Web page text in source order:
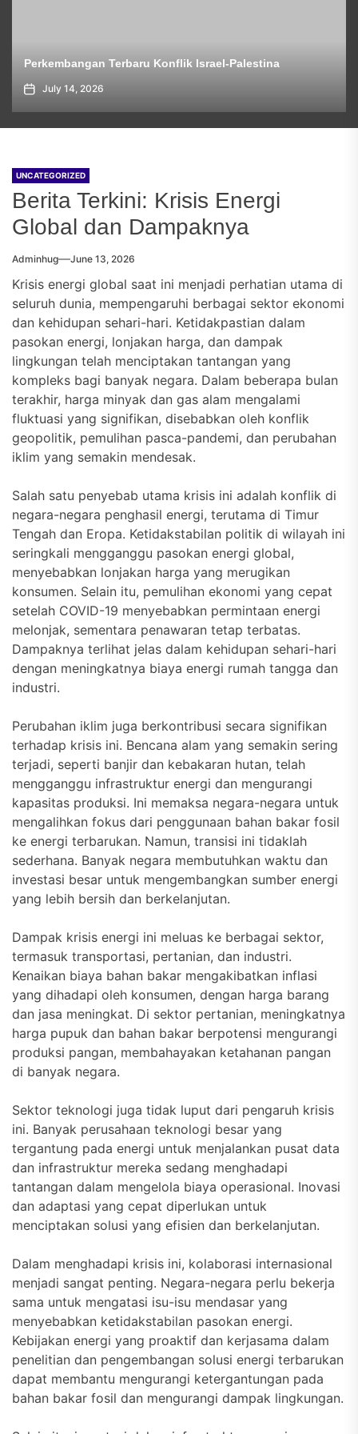
Perkembangan Terbaru Konflik Israel-Palestina
July 14, 2026
UNCATEGORIZED
Berita Terkini: Krisis Energi
Global dan Dampaknya
Adminhug June 13, 2026
Krisis energi global saat ini menjadi perhatian utama di
seluruh dunia, mempengaruhi berbagai sektor ekonomi
dan kehidupan sehari-hari. Ketidakpastian dalam
pasokan energi, lonjakan harga, dan dampak
lingkungan telah menciptakan tantangan yang
kompleks bagi banyak negara. Dalam beberapa bulan
terakhir, harga minyak dan gas alam mengalami
fluktuasi yang signifikan, disebabkan oleh konflik
geopolitik, pemulihan pasca-pandemi, dan perubahan
iklim yang semakin mendesak.
Salah satu penyebab utama krisis ini adalah konflik di
negara-negara penghasil energi, terutama di Timur
Tengah dan Eropa. Ketidakstabilan politik di wilayah ini
seringkali mengganggu pasokan energi global,
menyebabkan lonjakan harga yang merugikan
konsumen. Selain itu, pemulihan ekonomi yang cepat
setelah COVID-19 menyebabkan permintaan energi
melonjak, sementara penawaran tetap terbatas.
Dampaknya terlihat jelas dalam kehidupan sehari-hari
dengan meningkatnya biaya energi rumah tangga dan
industri.
Perubahan iklim juga berkontribusi secara signifikan
terhadap krisis ini. Bencana alam yang semakin sering
terjadi, seperti banjir dan kebakaran hutan, telah
mengganggu infrastruktur energi dan mengurangi
kapasitas produksi. Ini memaksa negara-negara untuk
mengalihkan fokus dari penggunaan bahan bakar fosil
ke energi terbarukan. Namun, transisi ini tidaklah
sederhana. Banyak negara membutuhkan waktu dan
investasi besar untuk mengembangkan sumber energi
yang lebih bersih dan berkelanjutan.
Dampak krisis energi ini meluas ke berbagai sektor,
termasuk transportasi, pertanian, dan industri.
Kenaikan biaya bahan bakar mengakibatkan inflasi
yang dihadapi oleh konsumen, dengan harga barang
dan jasa meningkat. Di sektor pertanian, meningkatnya
harga pupuk dan bahan bakar berpotensi mengurangi
produksi pangan, membahayakan ketahanan pangan
di banyak negara.
Sektor teknologi juga tidak luput dari pengaruh krisis
ini. Banyak perusahaan teknologi besar yang
tergantung pada energi untuk menjalankan pusat data
dan infrastruktur mereka sedang menghadapi
tantangan dalam mengelola biaya operasional. Inovasi
dan adaptasi yang cepat diperlukan untuk
menciptakan solusi yang efisien dan berkelanjutan.
Dalam menghadapi krisis ini, kolaborasi internasional
menjadi sangat penting. Negara-negara perlu bekerja
sama untuk mengatasi isu-isu mendasar yang
menyebabkan ketidakstabilan pasokan energi.
Kebijakan energi yang proaktif dan kerjasama dalam
penelitian dan pengembangan solusi energi terbarukan
dapat membantu mengurangi ketergantungan pada
bahan bakar fosil dan mengurangi dampak lingkungan.